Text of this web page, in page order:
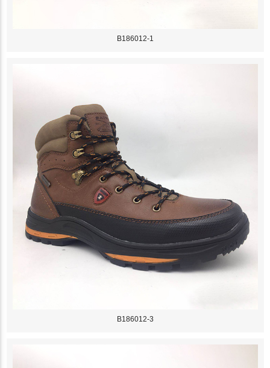
B186012-1
B186012-3